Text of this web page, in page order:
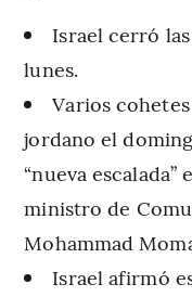
Israel cerró
lunes.
Varios
jordano el
“nueva
ministro de
Mohammad
Israel afirmó